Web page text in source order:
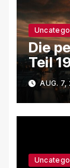
Die
Teil
AfD
das
AUG.